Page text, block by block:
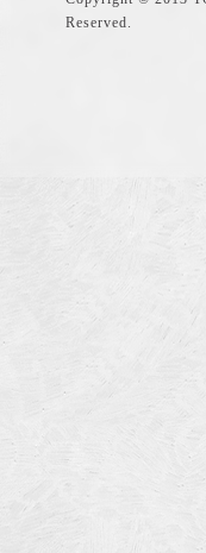
Reserved.